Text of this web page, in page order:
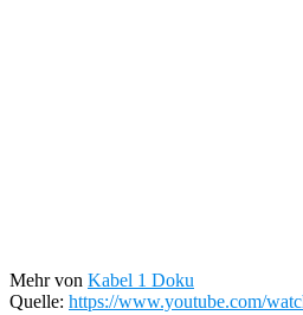
Mehr von Kabel 1 Doku
Quelle: https://www.youtube.com/